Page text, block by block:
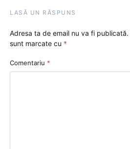
LASĂ UN RĂSPUNS
Adresa ta de email nu va fi publicată.
sunt marcate cu *
Comentariu *